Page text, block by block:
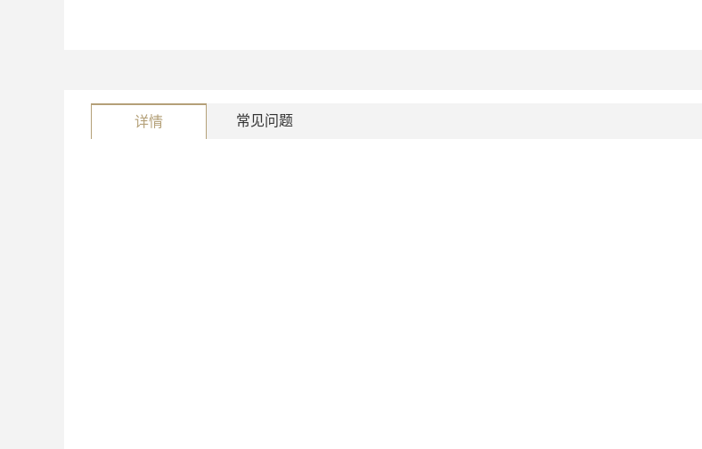
详情 常见问题